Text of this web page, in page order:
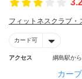
フィットネスクラブ・
カード可
アクセス 綱島駅か
カー